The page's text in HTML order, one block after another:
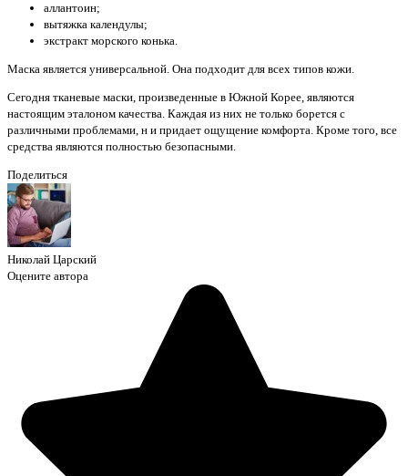
аллантоин;
вытяжка календулы;
экстракт морского конька.
Маска является универсальной. Она подходит для всех типов кожи.
Сегодня тканевые маски, произведенные в Южной Корее, являются
настоящим эталоном качества. Каждая из них не только борется с
различными проблемами, н и придает ощущение комфорта. Кроме того, все
средства являются полностью безопасными.
Поделиться
Николай Царский
Оцените автора